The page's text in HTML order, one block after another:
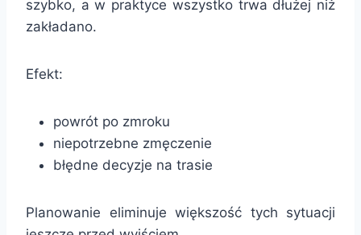
szybko, a w praktyce wszystko trwa dłużej niż
zakładano.
Efekt:
powrót po zmroku
niepotrzebne zmęczenie
błędne decyzje na trasie
Planowanie eliminuje większość tych sytuacji